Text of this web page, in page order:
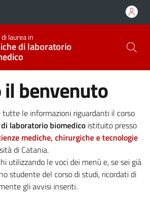
laurea in
di laboratorio
benvenuto
le informazioni riguardanti il corso
laboratorio biomedico istituito presso
mediche, chirurgiche e tecnologie
di Catania.
utilizzando le voci dei menù e, se sei già
studente del corso di studi, ricordati di
gli avvisi inseriti.